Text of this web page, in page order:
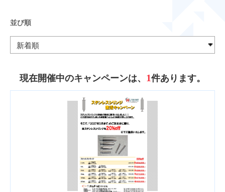
並び順
現在開催中のキャンペーンは、 1件あります。